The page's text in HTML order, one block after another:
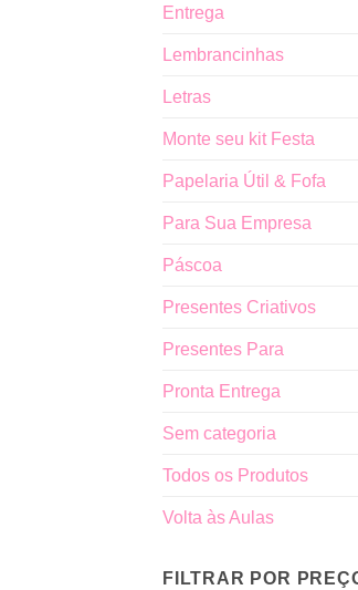
Entrega
Lembrancinhas
Letras
Monte seu kit Festa
Papelaria Útil & Fofa
Para Sua Empresa
Páscoa
Presentes Criativos
Presentes Para
Pronta Entrega
Sem categoria
Todos os Produtos
Volta às Aulas
FILTRAR POR